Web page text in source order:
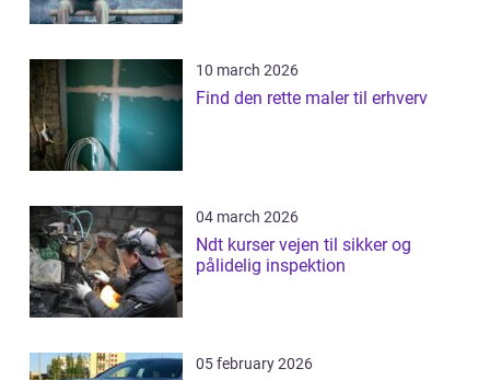
10 march 2026
Find den rette maler til erhverv
04 march 2026
Ndt kurser vejen til sikker og
pålidelig inspektion
05 february 2026